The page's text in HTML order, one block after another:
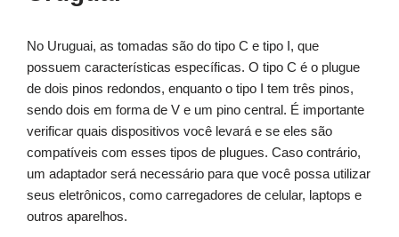
No Uruguai, as tomadas são do tipo C e tipo I, que
possuem características específicas. O tipo C é o plugue
de dois pinos redondos, enquanto o tipo I tem três pinos,
sendo dois em forma de V e um pino central. É importante
verificar quais dispositivos você levará e se eles são
compatíveis com esses tipos de plugues. Caso contrário,
um adaptador será necessário para que você possa utilizar
seus eletrônicos, como carregadores de celular, laptops e
outros aparelhos.